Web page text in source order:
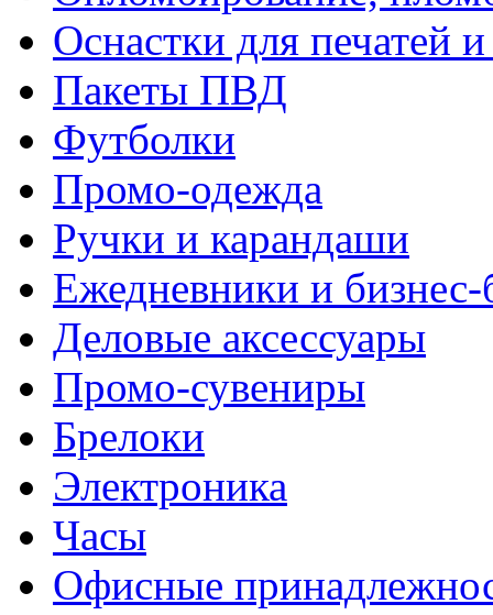
Оснастки для печатей
Пакеты ПВД
Футболки
Промо-одежда
Ручки и карандаши
Ежедневники и
Деловые аксессуары
Промо-сувениры
Брелоки
Электроника
Часы
Офисные